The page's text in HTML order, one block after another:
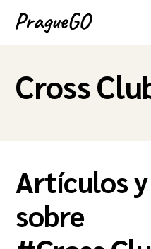
Cross
Artículos
sobre